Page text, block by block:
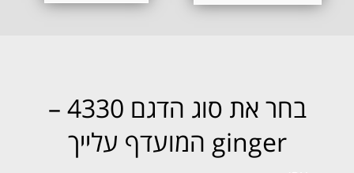
בחר את סוג הדגם 4330 –
ginger המועדף עלייך